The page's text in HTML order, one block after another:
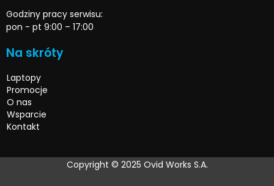
Godziny pracy serwisu:
pon - pt 9:00 – 17:00
Na skróty
Laptopy
Promocje
O nas
Wsparcie
Kontakt
Copyright © 2025 Ovid Works S.A.